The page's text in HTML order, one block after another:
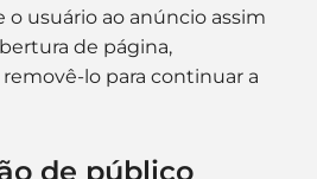
o usuário ao anúncio assim
de página,
lo para continuar a
de público